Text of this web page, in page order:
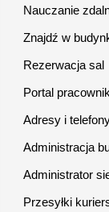
Nauczanie
Znajdź w
Rezerwacja sal
Portal
Adresy i
Administracja
Administrator
Przesyłki